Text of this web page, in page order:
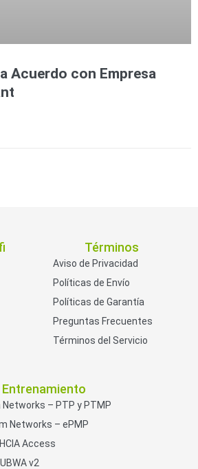
Acuerdo con Empresa
Términos
Aviso de Privacidad
Políticas de Envío
Políticas de Garantía
Preguntas Frecuentes
Términos del Servicio
Entrenamiento
Networks – PTP y PTMP
Networks – ePMP
Access
v2